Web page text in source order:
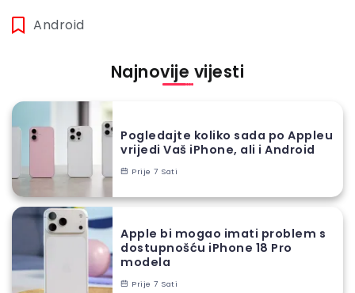
Android
Najnovije vijesti
Pogledajte koliko sada po Appleu
vrijedi Vaš iPhone, ali i Android
Prije 7 Sati
Apple bi mogao imati problem s
dostupnošću iPhone 18 Pro
modela
Prije 7 Sati